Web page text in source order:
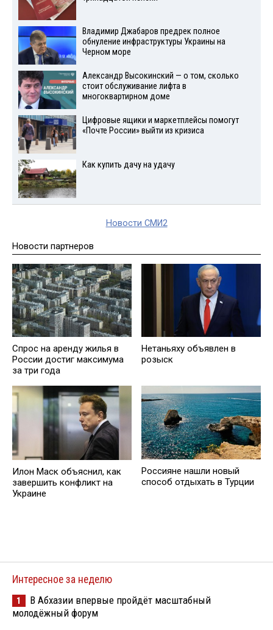
Владимир Джабаров предрек полное
обнуление инфраструктуры Украины на
Черном море
Александр Высокинский — о том, сколько
стоит обслуживание лифта в
многоквартирном доме
Цифровые ящики и маркетплейсы помогут
«Почте России» выйти из кризиса
Как купить дачу на удачу
Новости СМИ2
Новости партнеров
Спрос на аренду жилья в
России достиг максимума
за три года
Нетаньяху объявлен в
розыск
Илон Маск объяснил, как
завершить конфликт на
Украине
Россияне нашли новый
способ отдыхать в Турции
Интересное за неделю
1
В Абхазии впервые пройдёт масштабный
молодёжный форум